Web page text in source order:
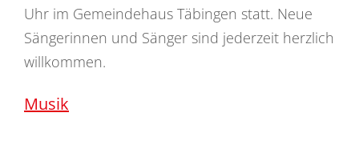
Uhr im Gemeindehaus Täbingen statt. Neue
Sängerinnen und Sänger sind jederzeit herzlich
willkommen.
Musik